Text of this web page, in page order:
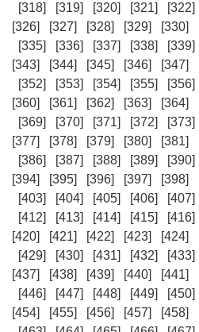
[318]
[319] [320] [321] [322]
[326]
[327] [328] [329] [330]
[335]
[336] [337] [338] [339]
[343]
[344] [345] [346] [347]
[352]
[353] [354] [355] [356]
[360]
[361] [362] [363] [364]
[369]
[370] [371] [372] [373]
[377]
[378] [379] [380] [381]
[386]
[387] [388] [389] [390]
[394]
[395] [396] [397] [398]
[403]
[404] [405] [406] [407]
[412]
[413] [414] [415] [416]
[420]
[421] [422] [423] [424]
[429]
[430] [431] [432] [433]
[437]
[438] [439] [440] [441]
[446]
[447] [448] [449] [450]
[454]
[455] [456] [457] [458]